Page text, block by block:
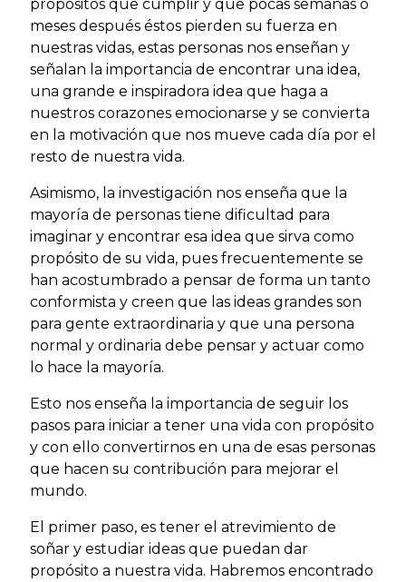
propósitos que cumplir y que pocas semanas o
meses después éstos pierden su fuerza en
nuestras vidas, estas personas nos enseñan y
señalan la importancia de encontrar una idea,
una grande e inspiradora idea que haga a
nuestros corazones emocionarse y se convierta
en la motivación que nos mueve cada día por el
resto de nuestra vida.
Asimismo, la investigación nos enseña que la
mayoría de personas tiene dificultad para
imaginar y encontrar esa idea que sirva como
propósito de su vida, pues frecuentemente se
han acostumbrado a pensar de forma un tanto
conformista y creen que las ideas grandes son
para gente extraordinaria y que una persona
normal y ordinaria debe pensar y actuar como
lo hace la mayoría.
Esto nos enseña la importancia de seguir los
pasos para iniciar a tener una vida con propósito
y con ello convertirnos en una de esas personas
que hacen su contribución para mejorar el
mundo.
El primer paso, es tener el atrevimiento de
soñar y estudiar ideas que puedan dar
propósito a nuestra vida. Habremos encontrado